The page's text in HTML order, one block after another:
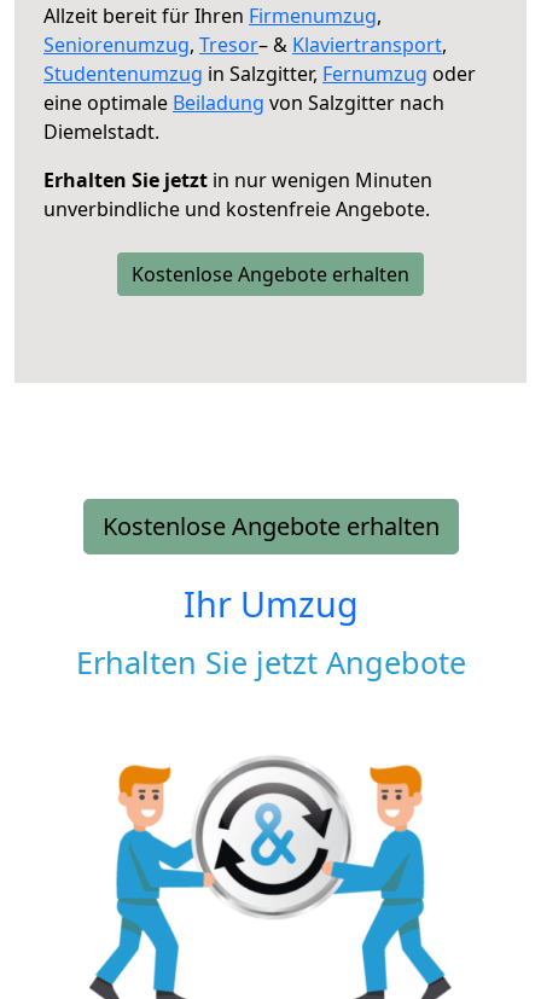
Allzeit bereit für Ihren Firmenumzug,
Seniorenumzug, Tresor– & Klaviertransport,
Studentenumzug in Salzgitter, Fernumzug oder
eine optimale Beiladung von Salzgitter nach
Diemelstadt.
Erhalten Sie jetzt in nur wenigen Minuten
unverbindliche und kostenfreie Angebote.
Kostenlose Angebote erhalten
Kostenlose Angebote erhalten
Ihr Umzug
Erhalten Sie jetzt Angebote